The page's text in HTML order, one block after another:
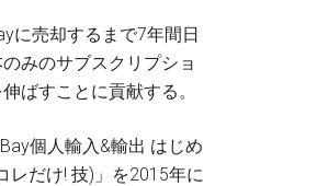
に売却するまで7年間日
みのサブスクリプショ
ばすことに貢献する。
個人輸入&輸出 はじめ
レだけ! 技)」を2015年に